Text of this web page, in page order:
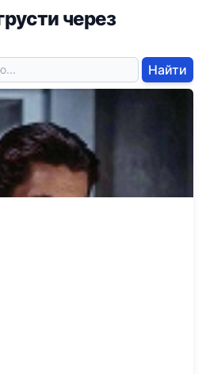
через
Найти